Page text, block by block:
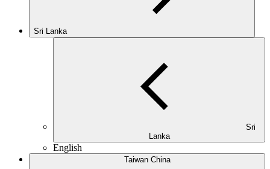
Sri Lanka
Lanka
English
Taiwan China